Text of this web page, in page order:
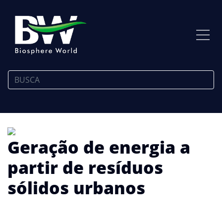
Geração de energia a
partir de resíduos
sólidos urbanos